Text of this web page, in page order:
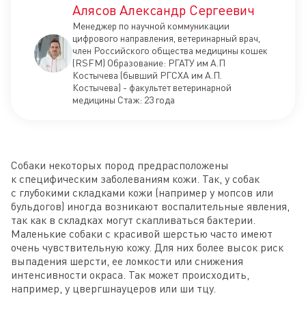
Алясов Александр Сергеевич
Менеджер по научной коммуникации
цифрового направления, ветеринарный врач,
член Российского общества медицины кошек
(RSFM) Образование: РГАТУ им А.П
Костычева (бывший РГСХА им А.П.
Костычева) - факультет ветеринарной
медицины Стаж: 23 года
Собаки некоторых пород предрасположены
к специфическим заболеваниям кожи. Так, у собак
с глубокими складками кожи (например у мопсов или
бульдогов) иногда возникают воспалительные явления,
так как в складках могут скапливаться бактерии.
Маленькие собаки с красивой шерстью часто имеют
очень чувствительную кожу. Для них более высок риск
выпадения шерсти, ее ломкости или снижения
интенсивности окраса. Так может происходить,
например, у цвергшнауцеров или ши тцу.